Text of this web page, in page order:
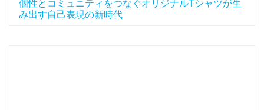
個性とコミュニティをつなぐオリジナルTシャツが生
み出す自己表現の新時代